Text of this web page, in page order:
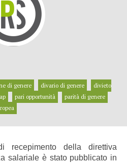
di genere divario di genere
divieto
pari opportunità
parità di genere
recepimento della direttiva
salariale è stato pubblicato in